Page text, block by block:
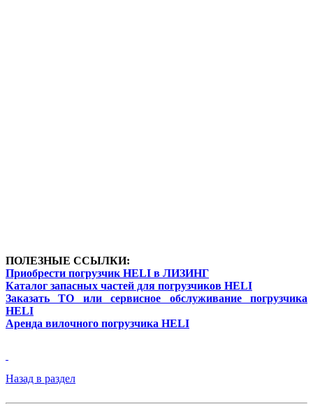
ПОЛЕЗНЫЕ ССЫЛКИ:
Приобрести погрузчик HELI в ЛИЗИНГ
Каталог запасных частей для погрузчиков HELI
Заказать ТО или сервисное обслуживание погрузчика
HELI
Аренда вилочного погрузчика HELI
Назад в раздел